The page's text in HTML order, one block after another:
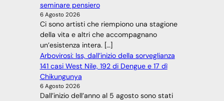
seminare pensiero
6 Agosto 2026
Ci sono artisti che riempiono una stagione
della vita e altri che accompagnano
un’esistenza intera. […]
Arbovirosi: Iss, dall’inizio della sorveglianza
141 casi West Nile, 192 di Dengue e 17 dì
Chikungunya
6 Agosto 2026
Dall’inizio dell’anno al 5 agosto sono stati